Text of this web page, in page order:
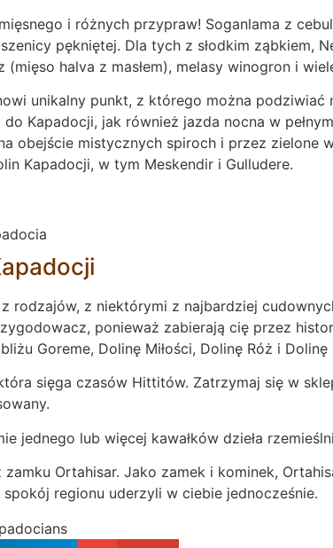
i różnych przypraw! Soganlama z
pękniętej. Dla tych z słodkim ząbkiem,
halva z masłem), melasy winogron i
unikalny punkt, z którego można podziwiać
Kapadocji, jak również jazda nocna w
obejście mistycznych spiroch i przez zielone
Kapadocji, w tym Meskendir i Gulludere.
z niektórymi z najbardziej
ponieważ zabierają cię przez
Goreme, Dolinę Miłości, Dolinę Róż i Dolinę
sięga czasów Hittitów. Zatrzymaj się w
jednego lub więcej kawałków dzieła
Ortahisar. Jako zamek i kominek,
regionu uderzyli w ciebie jednocześnie.